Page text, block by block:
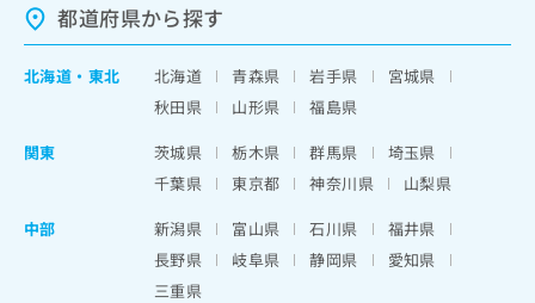
都道府県から探す
北海道 ・ 東北 北海道 青森県 岩手県
宮城県
秋田県
山形県
福島県
関東
茨城県 栃木県 群馬県
埼玉県
千葉県
東京都 神奈川県
山梨県
中部
新潟県 富山県 石川県
福井県
長野県
岐阜県 静岡県
愛知県
三重県